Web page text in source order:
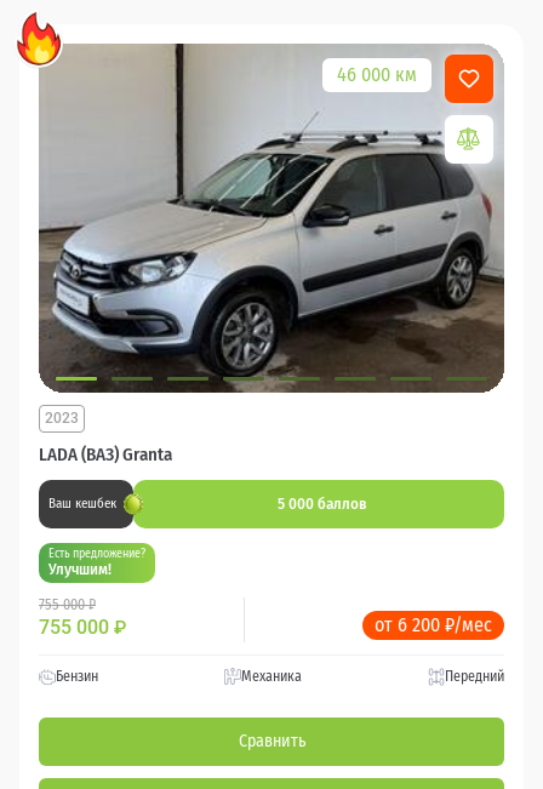
46 000 км
LADA (ВАЗ) Granta
2023
Ваш кешбек 5 000 баллов
Есть предложение?
Улучшим!
755 000 ₽
755 000 ₽ от 6 200 ₽/мес
Бензин Механика Передний
Сравнить